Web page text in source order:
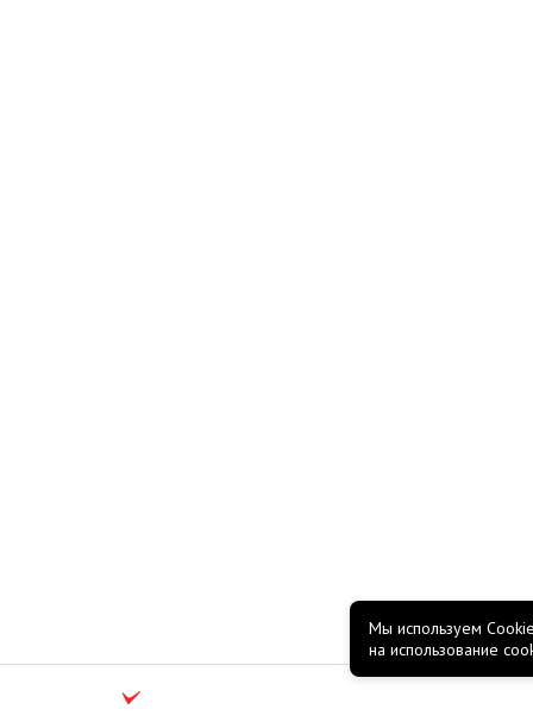
Мы используем
на использование